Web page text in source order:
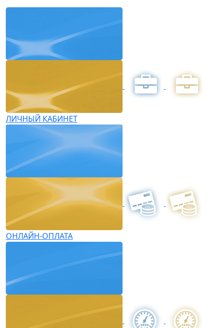
ЛИЧНЫЙ КАБИНЕТ
ОНЛАЙН-ОПЛАТА